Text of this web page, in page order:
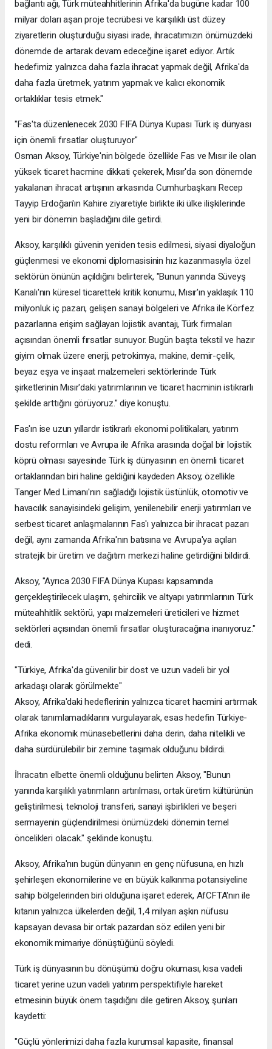
bağlantı ağı, Türk müteahhitlerinin Afrika'da bugüne kadar 100
milyar doları aşan proje tecrübesi ve karşılıklı üst düzey
ziyaretlerin oluşturduğu siyasi irade, ihracatımızın önümüzdeki
dönemde de artarak devam edeceğine işaret ediyor. Artık
hedefimiz yalnızca daha fazla ihracat yapmak değil, Afrika'da
daha fazla üretmek, yatırım yapmak ve kalıcı ekonomik
ortaklıklar tesis etmek."
"Fas'ta düzenlenecek 2030 FIFA Dünya Kupası Türk iş dünyası
için önemli fırsatlar oluşturuyor"
Osman Aksoy, Türkiye'nin bölgede özellikle Fas ve Mısır ile olan
yüksek ticaret hacmine dikkati çekerek, Mısır'da son dönemde
yakalanan ihracat artışının arkasında Cumhurbaşkanı Recep
Tayyip Erdoğan'ın Kahire ziyaretiyle birlikte iki ülke ilişkilerinde
yeni bir dönemin başladığını dile getirdi.
Aksoy, karşılıklı güvenin yeniden tesis edilmesi, siyasi diyaloğun
güçlenmesi ve ekonomi diplomasisinin hız kazanmasıyla özel
sektörün önünün açıldığını belirterek, "Bunun yanında Süveyş
Kanalı'nın küresel ticaretteki kritik konumu, Mısır'ın yaklaşık 110
milyonluk iç pazarı, gelişen sanayi bölgeleri ve Afrika ile Körfez
pazarlarına erişim sağlayan lojistik avantajı, Türk firmaları
açısından önemli fırsatlar sunuyor. Bugün başta tekstil ve hazır
giyim olmak üzere enerji, petrokimya, makine, demir-çelik,
beyaz eşya ve inşaat malzemeleri sektörlerinde Türk
şirketlerinin Mısır'daki yatırımlarının ve ticaret hacminin istikrarlı
şekilde arttığını görüyoruz." diye konuştu.
Fas'ın ise uzun yıllardır istikrarlı ekonomi politikaları, yatırım
dostu reformları ve Avrupa ile Afrika arasında doğal bir lojistik
köprü olması sayesinde Türk iş dünyasının en önemli ticaret
ortaklarından biri haline geldiğini kaydeden Aksoy, özellikle
Tanger Med Limanı'nın sağladığı lojistik üstünlük, otomotiv ve
havacılık sanayisindeki gelişim, yenilenebilir enerji yatırımları ve
serbest ticaret anlaşmalarının Fas'ı yalnızca bir ihracat pazarı
değil, aynı zamanda Afrika'nın batısına ve Avrupa'ya açılan
stratejik bir üretim ve dağıtım merkezi haline getirdiğini bildirdi.
Aksoy, "Ayrıca 2030 FIFA Dünya Kupası kapsamında
gerçekleştirilecek ulaşım, şehircilik ve altyapı yatırımlarının Türk
müteahhitlik sektörü, yapı malzemeleri üreticileri ve hizmet
sektörleri açısından önemli fırsatlar oluşturacağına inanıyoruz."
dedi.
"Türkiye, Afrika'da güvenilir bir dost ve uzun vadeli bir yol
arkadaşı olarak görülmekte"
Aksoy, Afrika'daki hedeflerinin yalnızca ticaret hacmini artırmak
olarak tanımlamadıklarını vurgulayarak, esas hedefin Türkiye-
Afrika ekonomik münasebetlerini daha derin, daha nitelikli ve
daha sürdürülebilir bir zemine taşımak olduğunu bildirdi.
İhracatın elbette önemli olduğunu belirten Aksoy, "Bunun
yanında karşılıklı yatırımların artırılması, ortak üretim kültürünün
geliştirilmesi, teknoloji transferi, sanayi işbirlikleri ve beşeri
sermayenin güçlendirilmesi önümüzdeki dönemin temel
öncelikleri olacak." şeklinde konuştu.
Aksoy, Afrika'nın bugün dünyanın en genç nüfusuna, en hızlı
şehirleşen ekonomilerine ve en büyük kalkınma potansiyeline
sahip bölgelerinden biri olduğuna işaret ederek, AfCFTA'nın ile
kıtanın yalnızca ülkelerden değil, 1,4 milyarı aşkın nüfusu
kapsayan devasa bir ortak pazardan söz edilen yeni bir
ekonomik mimariye dönüştüğünü söyledi.
Türk iş dünyasının bu dönüşümü doğru okuması, kısa vadeli
ticaret yerine uzun vadeli yatırım perspektifiyle hareket
etmesinin büyük önem taşıdığını dile getiren Aksoy, şunları
kaydetti:
"Güçlü yönlerimizi daha fazla kurumsal kapasite, finansal